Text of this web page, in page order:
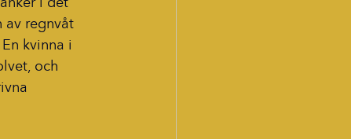
i det
av regnvåt
kvinna i
och